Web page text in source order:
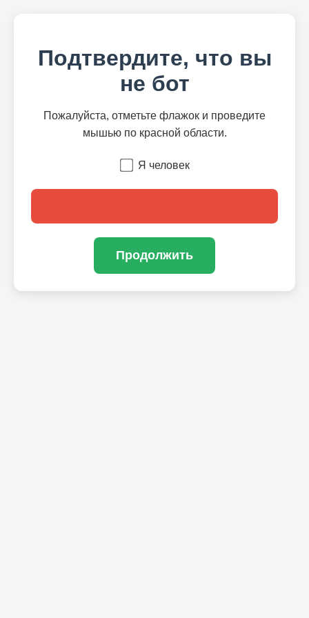
Подтвердите, что вы
не бот
Пожалуйста, отметьте флажок и проведите
мышью по красной области.
Я человек
Продолжить